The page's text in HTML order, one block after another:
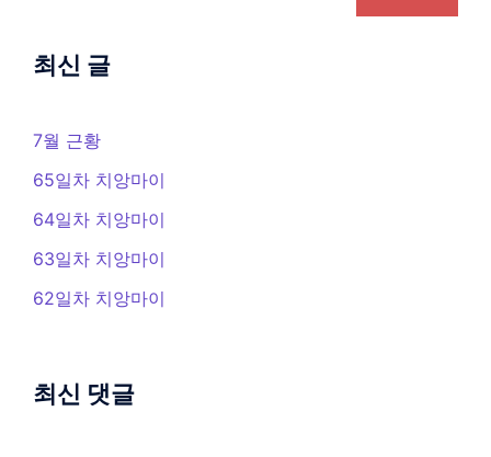
최신 글
7월 근황
65일차 치앙마이
64일차 치앙마이
63일차 치앙마이
62일차 치앙마이
최신 댓글